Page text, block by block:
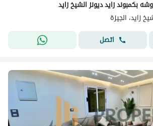
بكمبوند زايد ديونز الشيخ زايد
زايد، الجيزة
اتصل